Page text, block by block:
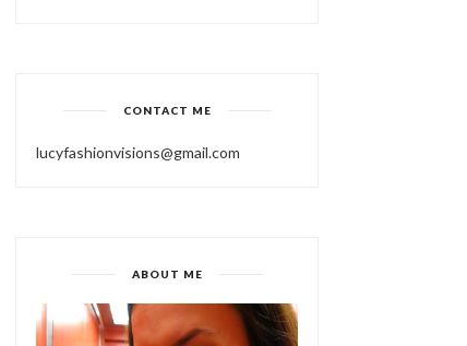
CONTACT ME
lucyfashionvisions@gmail.com
ABOUT ME